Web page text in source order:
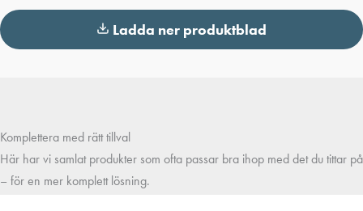
Ladda ner produktblad
Komplettera med rätt tillval
Här har vi samlat produkter som ofta passar bra ihop med det du tittar på
– för en mer komplett lösning.